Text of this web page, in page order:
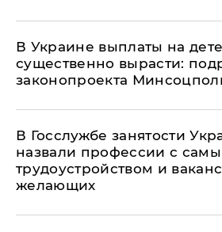
В Украине выплаты на
существенно вырасти:
законопроекта
В Госслужбе занятости
назвали профессии с
трудоустройством и
желающих